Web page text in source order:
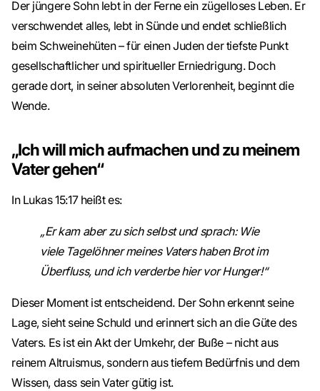
Der jüngere Sohn lebt in der Ferne ein zügelloses Leben. Er
verschwendet alles, lebt in Sünde und endet schließlich
beim Schweinehüten – für einen Juden der tiefste Punkt
gesellschaftlicher und spiritueller Erniedrigung. Doch
gerade dort, in seiner absoluten Verlorenheit, beginnt die
Wende.
„Ich will mich aufmachen und zu meinem
Vater gehen“
In Lukas 15:17 heißt es:
„Er kam aber zu sich selbst und sprach: Wie
viele Tagelöhner meines Vaters haben Brot im
Überfluss, und ich verderbe hier vor Hunger!“
Dieser Moment ist entscheidend. Der Sohn erkennt seine
Lage, sieht seine Schuld und erinnert sich an die Güte des
Vaters. Es ist ein Akt der Umkehr, der Buße – nicht aus
reinem Altruismus, sondern aus tiefem Bedürfnis und dem
Wissen, dass sein Vater gütig ist.